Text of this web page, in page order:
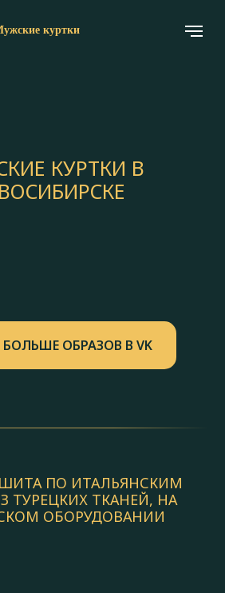
куртки
КУРТКИ В
ОБРАЗОВ В VK
ПО ИТАЛЬЯНСКИМ
ТУРЕЦКИХ ТКАНЕЙ, НА
ОБОРУДОВАНИИ